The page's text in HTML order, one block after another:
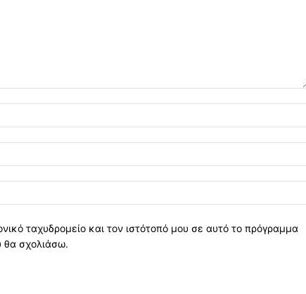
ταχυδρομείο και τον ιστότοπό μου σε αυτό το πρόγραμμα
θα σχολιάσω.